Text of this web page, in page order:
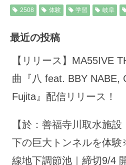
2508 体験 学習 岐阜
最近の投稿
【リリース】MA55IVE
曲『八 feat. BBY NABE,
Fujita』配信リリース！
【於：善福寺川取水施
下の巨大トンネルを体
線地下調節池｜締切9/4